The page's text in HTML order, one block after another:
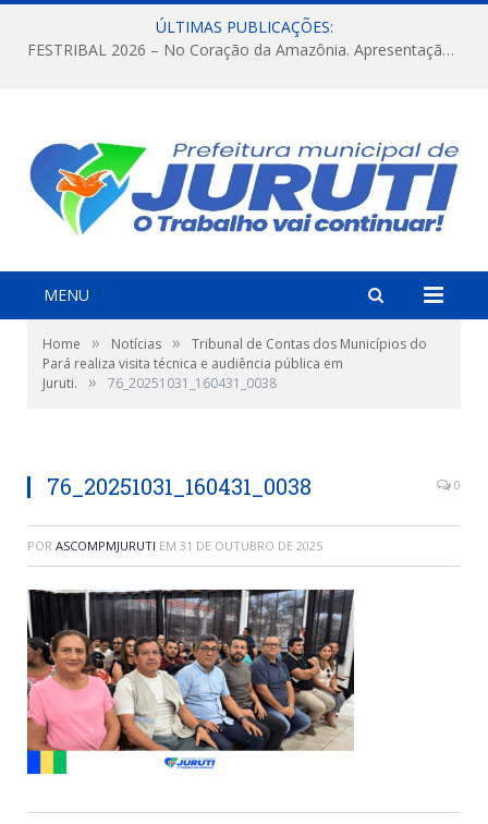
ÚLTIMAS PUBLICAÇÕES:
FESTRIBAL 2026 – No Coração da Amazônia. Apresentação da Munduruku.
MENU
Home » Notícias »
Tribunal de Contas dos Municípios do
Pará realiza visita técnica e audiência pública em
Juruti.
» 76_20251031_160431_0038
76_20251031_160431_0038 0
POR ASCOMPMJURUTI EM 31 DE OUTUBRO DE 2025